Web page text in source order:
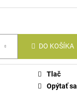
DO KOŠÍKA
Tlač
Opýtať sa